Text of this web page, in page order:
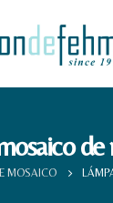
de
MOSAICO